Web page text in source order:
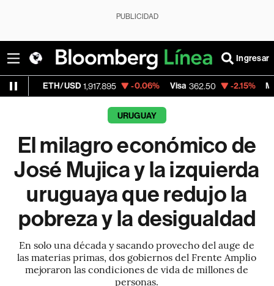
PUBLICIDAD
Ingresar
1,917.895 -0.06% Visa 362.50 -2.15% MercadoLibre
URUGUAY
El milagro económico de
José Mujica y la izquierda
uruguaya que redujo la
pobreza y la desigualdad
En solo una década y sacando provecho del auge de
las materias primas, dos gobiernos del Frente Amplio
mejoraron las condiciones de vida de millones de
personas.